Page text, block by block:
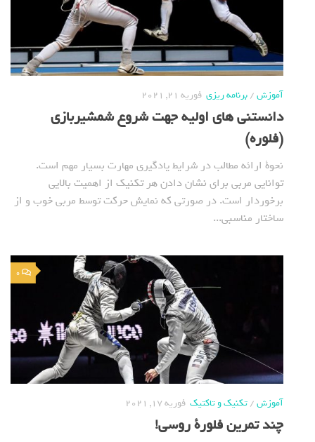
آموزش/برنامه ریزی فوریه 21, 2021
دانستنی های اولیه جهت شروع شمشیربازی
(فلوره)
نحوة ارائه مطالب در شرایط یادگیری مهارت بسیار مهم است.
توانایی مربی برای نشان دادن هر تکنیک از اهمیت بالایی
برخوردار است. در صورتی که نمایش حرکت توسط مربی خوب و از
ساختار مناسبی...
0
آموزش/تکنیک و تاکتیک فوریه 17, 2021
چند تمرین فلورة روسی!